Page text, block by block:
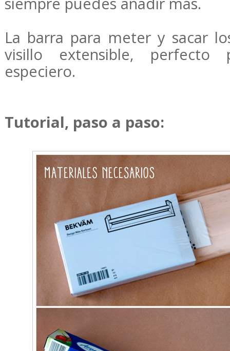
La barra para meter y sacar
visillo extensible, perfecto
especiero.
Tutorial, paso a paso: